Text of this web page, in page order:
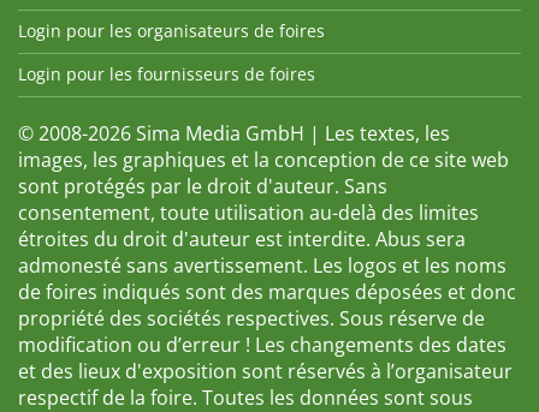
Login pour les organisateurs de foires
Login pour les fournisseurs de foires
© 2008-2026 Sima Media GmbH | Les textes, les
images, les graphiques et la conception de ce site web
sont protégés par le droit d'auteur. Sans
consentement, toute utilisation au-delà des limites
étroites du droit d'auteur est interdite. Abus sera
admonesté sans avertissement. Les logos et les noms
de foires indiqués sont des marques déposées et donc
propriété des sociétés respectives. Sous réserve de
modification ou d’erreur ! Les changements des dates
et des lieux d'exposition sont réservés à l’organisateur
respectif de la foire. Toutes les données sont sous